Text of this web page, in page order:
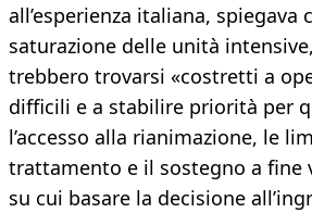
all’esperienza italiana, spiegava
saturazione delle unità
trebbero trovarsi «costretti a
difficili e a stabilire priorità per
l’accesso alla rianimazione, le
trattamento e il sostegno a fine
su cui basare la decisione